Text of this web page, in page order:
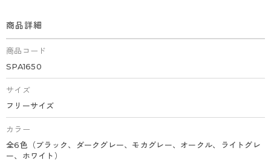
商品詳細
商品コード
SPA1650
サイズ
フリーサイズ
カラー
全6色（ブラック、ダークグレー、モカグレー、オークル、ライトグレ
ー、ホワイト）